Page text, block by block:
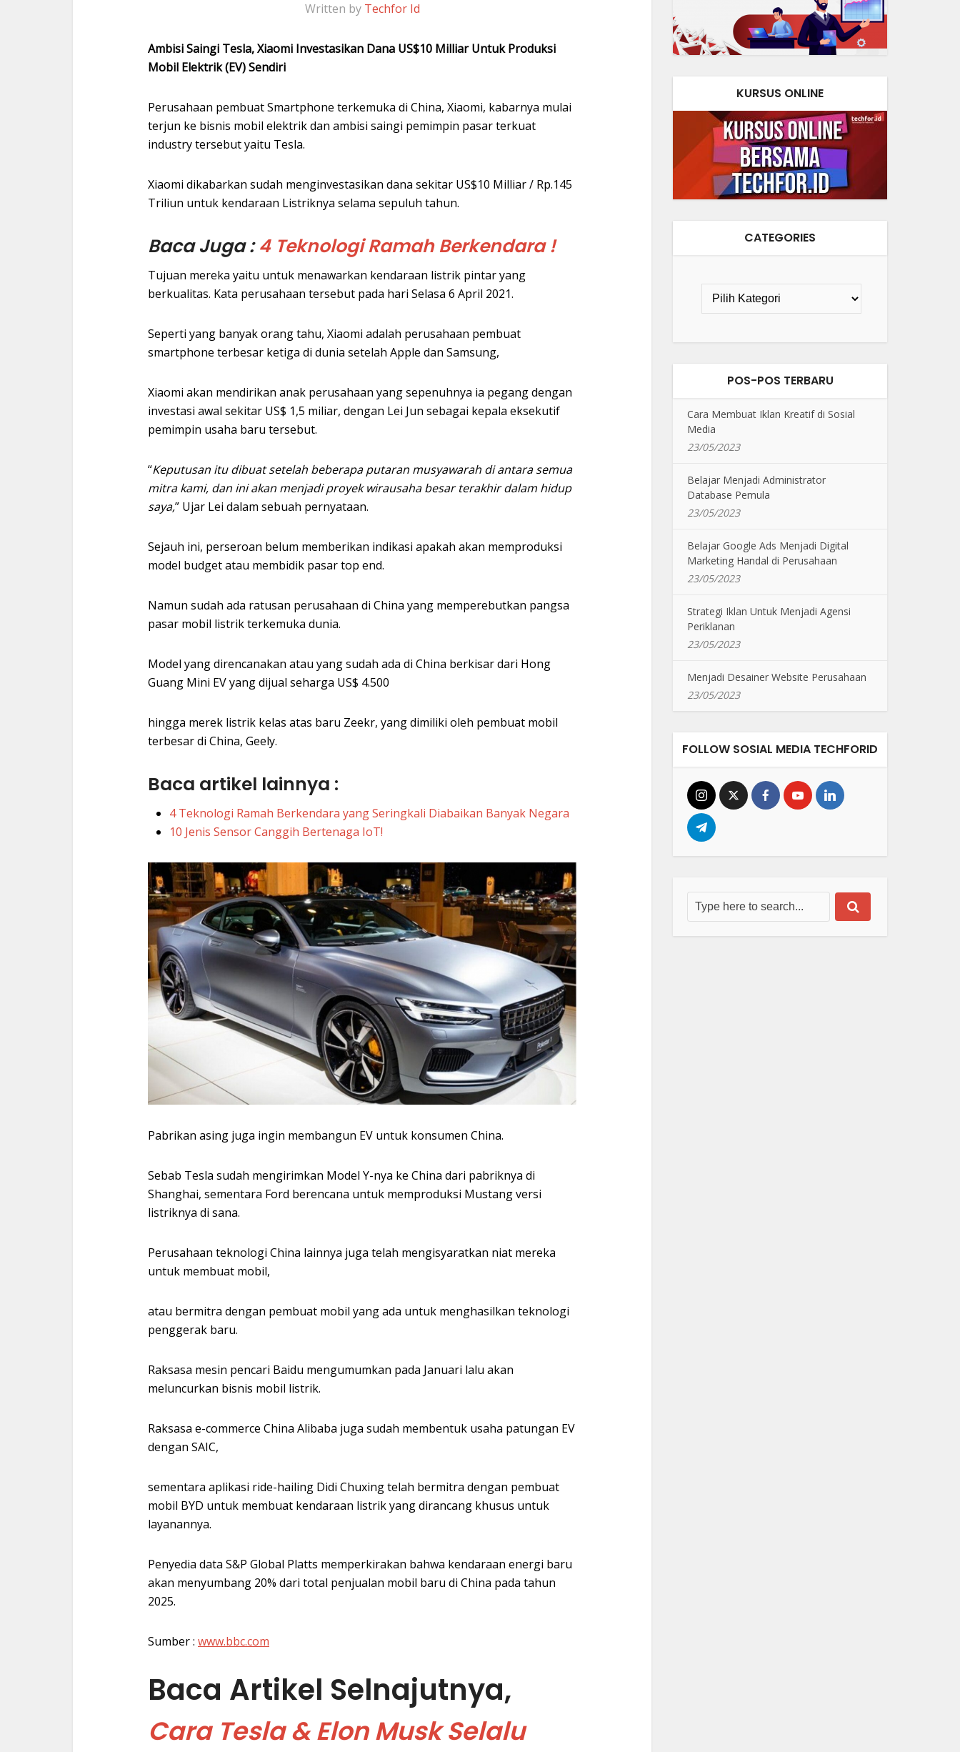
Written by Techfor Id
Ambisi Saingi Tesla, Xiaomi Investasikan Dana US$10 Milliar Untuk Produksi
Mobil Elektrik (EV) Sendiri
Perusahaan pembuat Smartphone terkemuka di China, Xiaomi, kabarnya mulai
terjun ke bisnis mobil elektrik dan ambisi saingi pemimpin pasar terkuat
industry tersebut yaitu Tesla.
Xiaomi dikabarkan sudah menginvestasikan dana sekitar US$10 Milliar / Rp.145
Triliun untuk kendaraan Listriknya selama sepuluh tahun.
Baca Juga :4 Teknologi Ramah Berkendara !
Tujuan mereka yaitu untuk menawarkan kendaraan listrik pintar yang
berkualitas. Kata perusahaan tersebut pada hari Selasa 6 April 2021.
Seperti yang banyak orang tahu, Xiaomi adalah perusahaan pembuat
smartphone terbesar ketiga di dunia setelah Apple dan Samsung,
Xiaomi akan mendirikan anak perusahaan yang sepenuhnya ia pegang dengan
investasi awal sekitar US$ 1,5 miliar, dengan Lei Jun sebagai kepala eksekutif
pemimpin usaha baru tersebut.
“Keputusan itu dibuat setelah beberapa putaran musyawarah di antara semua
mitra kami, dan ini akan menjadi proyek wirausaha besar terakhir dalam hidup
saya,” Ujar Lei dalam sebuah pernyataan.
Sejauh ini, perseroan belum memberikan indikasi apakah akan memproduksi
model budget atau membidik pasar top end.
Namun sudah ada ratusan perusahaan di China yang memperebutkan pangsa
pasar mobil listrik terkemuka dunia.
Model yang direncanakan atau yang sudah ada di China berkisar dari Hong
Guang Mini EV yang dijual seharga US$ 4.500
hingga merek listrik kelas atas baru Zeekr, yang dimiliki oleh pembuat mobil
terbesar di China, Geely.
Baca artikel lainnya :
4 Teknologi Ramah Berkendara yang Seringkali Diabaikan Banyak Negara
10 Jenis Sensor Canggih Bertenaga IoT!
Pabrikan asing juga ingin membangun EV untuk konsumen China.
Sebab Tesla sudah mengirimkan Model Y-nya ke China dari pabriknya di
Shanghai, sementara Ford berencana untuk memproduksi Mustang versi
listriknya di sana.
Perusahaan teknologi China lainnya juga telah mengisyaratkan niat mereka
untuk membuat mobil,
atau bermitra dengan pembuat mobil yang ada untuk menghasilkan teknologi
penggerak baru.
Raksasa mesin pencari Baidu mengumumkan pada Januari lalu akan
meluncurkan bisnis mobil listrik.
Raksasa e-commerce China Alibaba juga sudah membentuk usaha patungan EV
dengan SAIC,
sementara aplikasi ride-hailing Didi Chuxing telah bermitra dengan pembuat
mobil BYD untuk membuat kendaraan listrik yang dirancang khusus untuk
layanannya.
Penyedia data S&P Global Platts memperkirakan bahwa kendaraan energi baru
akan menyumbang 20% dari total penjualan mobil baru di China pada tahun
2025.
Sumber : www.bbc.com
Baca Artikel Selnajutnya,
Cara Tesla & Elon Musk Selalu
KURSUS ONLINE
CATEGORIES
POS-POS TERBARU
Cara Membuat Iklan Kreatif di Sosial
Media
23/05/2023
Belajar Menjadi Administrator
Database Pemula
23/05/2023
Belajar Google Ads Menjadi Digital
Marketing Handal di Perusahaan
23/05/2023
Strategi Iklan Untuk Menjadi Agensi
Periklanan
23/05/2023
Menjadi Desainer Website Perusahaan
23/05/2023
FOLLOW SOSIAL MEDIA TECHFORID